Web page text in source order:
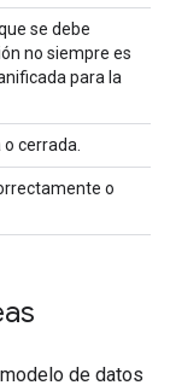
se debe
no siempre es
para la
o cerrada.
o
de datos